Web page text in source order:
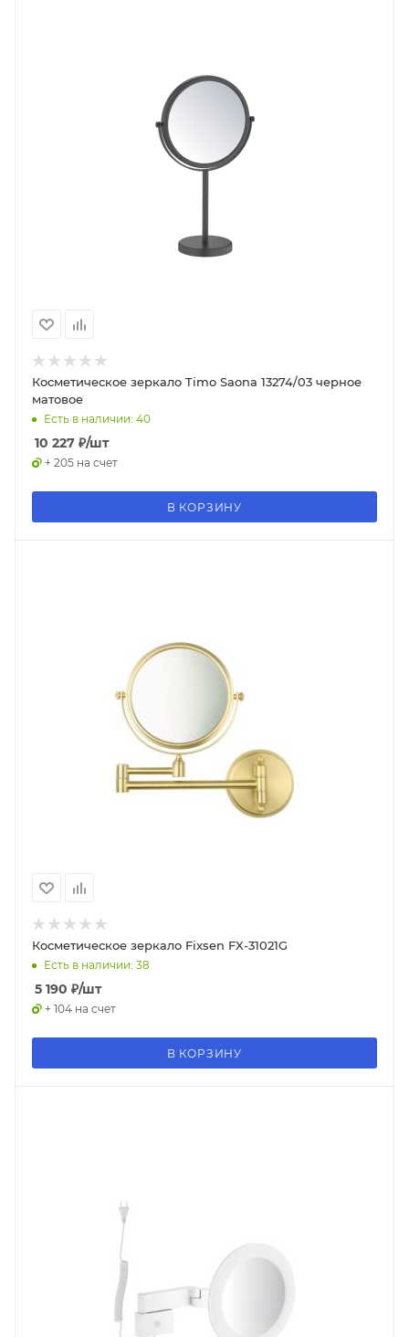
Косметическое зеркало Timo Saona 13274/03 черное
матовое
Есть в наличии: 40
10 227 ₽/шт
+ 205 на счет
В КОРЗИНУ
Косметическое зеркало Fixsen FX-31021G
Есть в наличии: 38
5 190 ₽/шт
+ 104 на счет
В КОРЗИНУ